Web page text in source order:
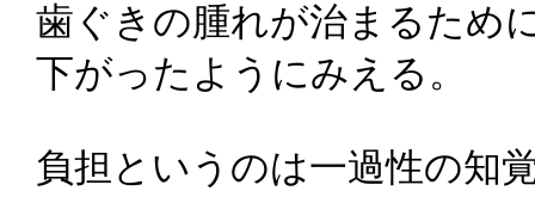
歯ぐきの腫れが治まるため
下がったようにみえる。
負担というのは一過性の知